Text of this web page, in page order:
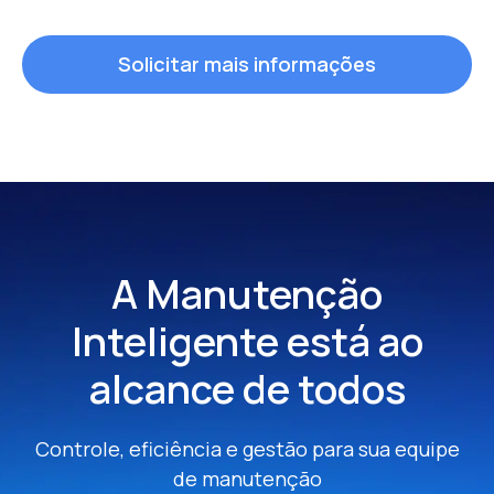
Solicitar mais informações
A Manutenção
Inteligenteestá ao
alcance de todos
Controle, eficiência e gestão para sua equipe
de manutenção